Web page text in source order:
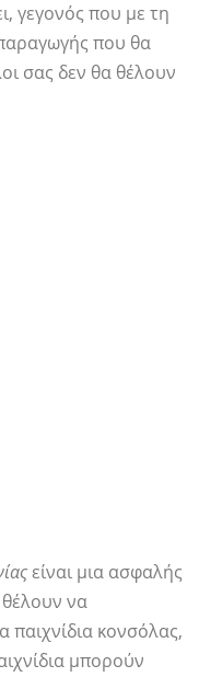
γεγονός που με τη
που θα
σας δεν θα θέλουν
είναι μια ασφαλής
να
κονσόλας,
μπορούν